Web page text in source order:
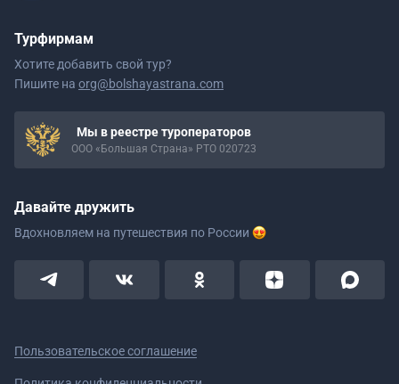
Турфирмам
Хотите добавить свой тур?
Пишите на org@bolshayastrana.com
Мы в реестре туроператоров
ООО «Большая Страна» РТО 020723
Давайте дружить
Вдохновляем на путешествия по России
Пользовательское соглашение